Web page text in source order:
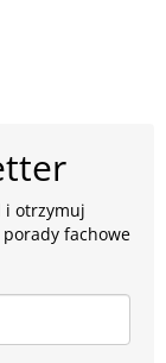
i otrzymuj
porady fachowe